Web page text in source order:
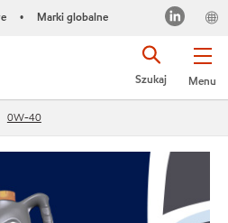
• Marki globalne
Menu
Szukaj
0W-40